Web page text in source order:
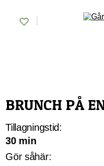
content
BRUNCH PÅ
Tillagningstid:
30 min
Gör såhär: